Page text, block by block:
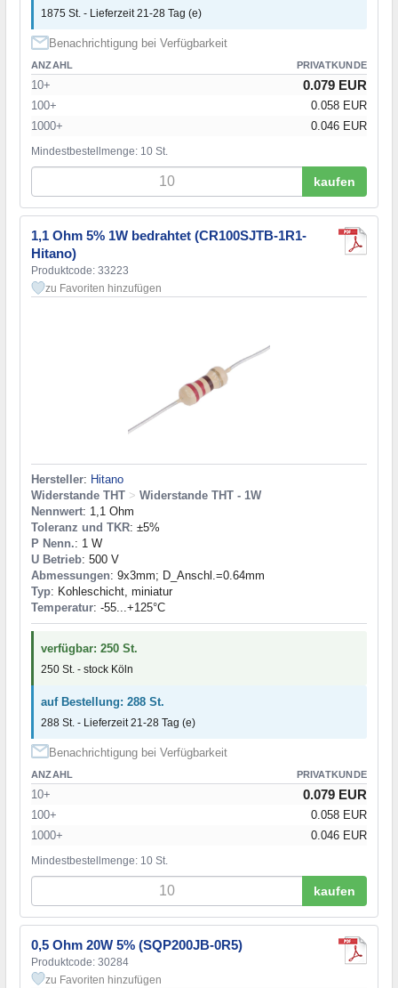
1875 St. - Lieferzeit 21-28 Tag (e)
Benachrichtigung bei Verfügbarkeit
ANZAHL PRIVATKUNDE
10+ 0.079 EUR
100+
0.058 EUR
1000+
0.046 EUR
Mindestbestellmenge: 10 St.
kaufen
1,1 Ohm 5% 1W bedrahtet (CR100SJTB-1R1-
Hitano)
Produktcode: 33223
zu Favoriten hinzufügen
Hersteller: Hitano
Widerstande THT > Widerstande THT - 1W
Nennwert: 1,1 Ohm
Toleranz und TKR: ±5%
P Nenn.: 1 W
U Betrieb: 500 V
Abmessungen: 9x3mm; D_Anschl.=0.64mm
Typ: Kohleschicht, miniatur
Temperatur: -55...+125°C
verfügbar: 250 St.
250 St. - stock Köln
auf Bestellung: 288 St.
288 St. - Lieferzeit 21-28 Tag (e)
Benachrichtigung bei Verfügbarkeit
ANZAHL PRIVATKUNDE
10+ 0.079 EUR
100+
0.058 EUR
1000+
0.046 EUR
Mindestbestellmenge: 10 St.
kaufen
0,5 Ohm 20W 5% (SQP200JB-0R5)
Produktcode: 30284
zu Favoriten hinzufügen